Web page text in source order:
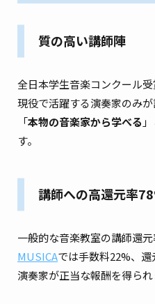
質の高い講師陣
全日本学生音楽コンクール受
現役で活躍する演奏家のみが
「本物の音楽家から学べる
す。
講師への高還元率
一般的な音楽教室の講師還元
MUSICAでは手数料22%、還
演奏家が正当な報酬を得られ